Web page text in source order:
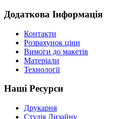
Додаткова Інформація
Контакти
Розрахунок ціни
Вимоги до макетів
Матеріали
Технології
Наші Ресурси
Друкарня
Студія Дизайну